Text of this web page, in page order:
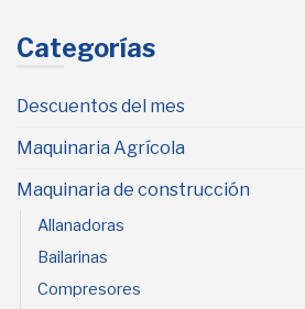
Categorías
Descuentos del mes
Maquinaria Agrícola
Maquinaria de construcción
Allanadoras
Bailarinas
Compresores